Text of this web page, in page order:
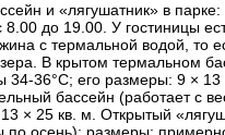
и «лягушатник» в
8.00 до 19.00. У гостиницы
с термальной водой, то
В крытом термальном
34-36°С; его размеры: 9 × 13
бассейн (работает с
× 25 кв. м. Открытый